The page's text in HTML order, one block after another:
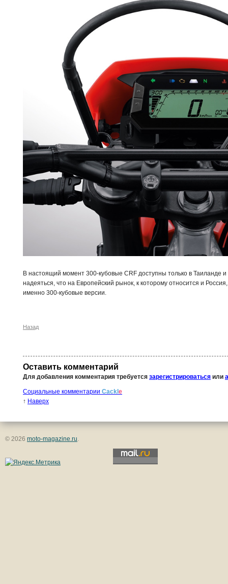
В настоящий момент 300-кубовые CRF доступны только в Таиланде
надеяться, что на Европейский рынок, к которому относится и
именно 300-кубовые версии.
Назад
Оставить комментарий
Для добавления комментария требуется зарегистрироваться или
Социальные комментарии Cackle
↑ Наверх
© 2026 moto-magazine.ru